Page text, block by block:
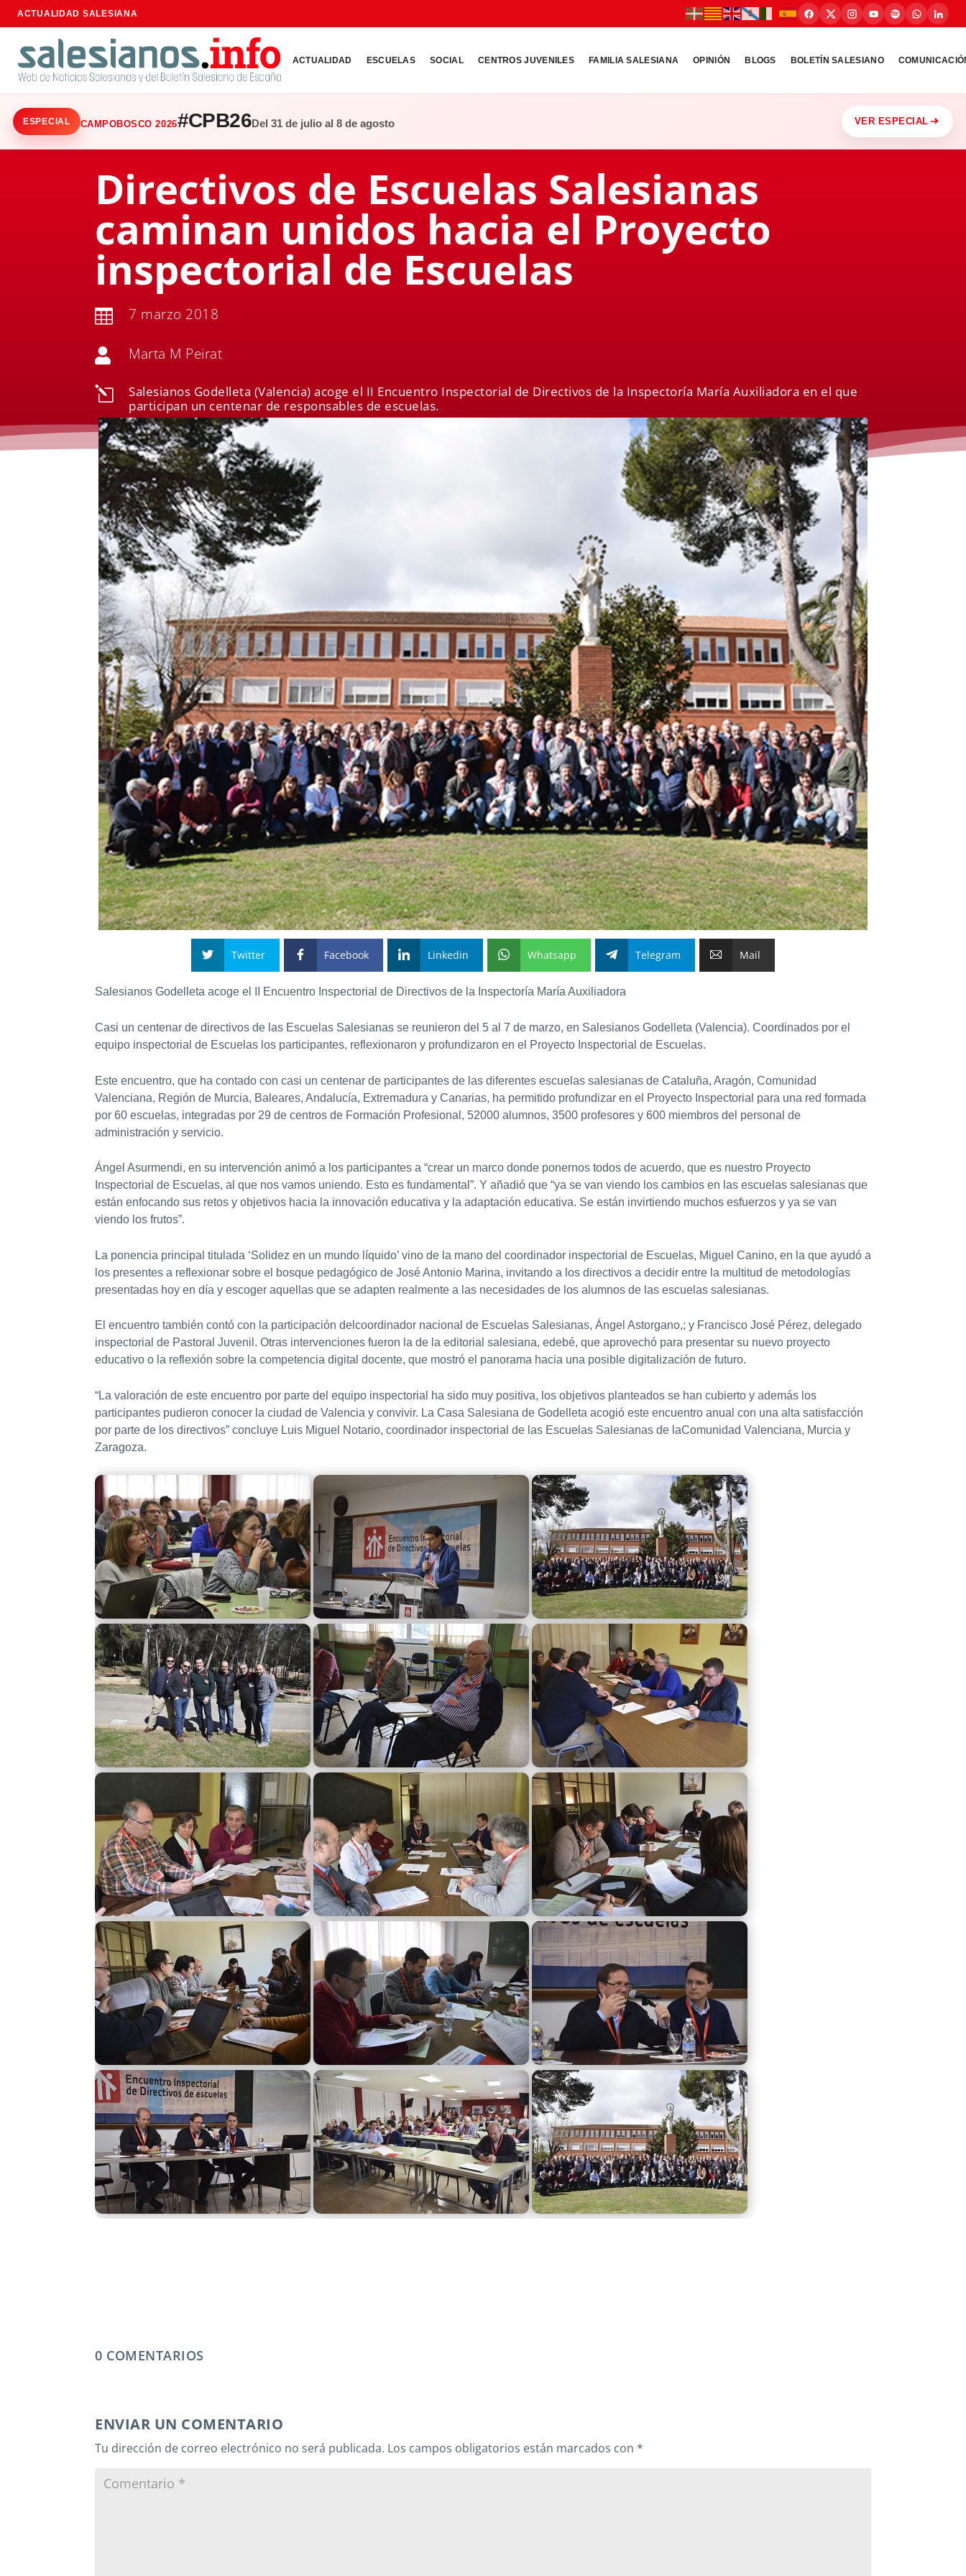
ACTUALIDAD SALESIANA
ACTUALIDAD ESCUELAS SOCIAL CENTROS JUVENILES FAMILIA SALESIANA OPINIÓN BLOGS BOLETÍN SALESIANO
ESPECIAL CAMPOBOSCO 2026#CPB26Del 31 de julio al 8 de agosto VER ESPECIAL
Directivos de Escuelas Salesianas
caminan unidos hacia el Proyecto
inspectorial de Escuelas
 7 marzo 2018
 Marta M Peirat
l
Salesianos Godelleta (Valencia) acoge el II Encuentro Inspectorial de Directivos de la Inspectoría María Auxiliadora en el que
participan un centenar de responsables de escuelas.
Twitter Facebook Linkedin Whatsapp Telegram Mail
Salesianos Godelleta acoge el II Encuentro Inspectorial de Directivos de la Inspectoría María Auxiliadora
Casi un centenar de directivos de las Escuelas Salesianas se reunieron del 5 al 7 de marzo, en Salesianos Godelleta (Valencia). Coordinados por el
equipo inspectorial de Escuelas los participantes, reflexionaron y profundizaron en el Proyecto Inspectorial de Escuelas.
Este encuentro, que ha contado con casi un centenar de participantes de las diferentes escuelas salesianas de Cataluña, Aragón, Comunidad
Valenciana, Región de Murcia, Baleares, Andalucía, Extremadura y Canarias, ha permitido profundizar en el Proyecto Inspectorial para una red formada
por 60 escuelas, integradas por 29 de centros de Formación Profesional, 52000 alumnos, 3500 profesores y 600 miembros del personal de
administración y servicio.
Ángel Asurmendi, en su intervención animó a los participantes a “crear un marco donde ponernos todos de acuerdo, que es nuestro Proyecto
Inspectorial de Escuelas, al que nos vamos uniendo. Esto es fundamental”. Y añadió que “ya se van viendo los cambios en las escuelas salesianas que
están enfocando sus retos y objetivos hacia la innovación educativa y la adaptación educativa. Se están invirtiendo muchos esfuerzos y ya se van
viendo los frutos”.
La ponencia principal titulada ‘Solidez en un mundo líquido’ vino de la mano del coordinador inspectorial de Escuelas, Miguel Canino, en la que ayudó a
los presentes a reflexionar sobre el bosque pedagógico de José Antonio Marina, invitando a los directivos a decidir entre la multitud de metodologías
presentadas hoy en día y escoger aquellas que se adapten realmente a las necesidades de los alumnos de las escuelas salesianas.
El encuentro también contó con la participación delcoordinador nacional de Escuelas Salesianas, Ángel Astorgano,; y Francisco José Pérez, delegado
inspectorial de Pastoral Juvenil. Otras intervenciones fueron la de la editorial salesiana, edebé, que aprovechó para presentar su nuevo proyecto
educativo o la reflexión sobre la competencia digital docente, que mostró el panorama hacia una posible digitalización de futuro.
“La valoración de este encuentro por parte del equipo inspectorial ha sido muy positiva, los objetivos planteados se han cubierto y además los
participantes pudieron conocer la ciudad de Valencia y convivir. La Casa Salesiana de Godelleta acogió este encuentro anual con una alta satisfacción
por parte de los directivos” concluye Luis Miguel Notario, coordinador inspectorial de las Escuelas Salesianas de laComunidad Valenciana, Murcia y
Zaragoza.
0 COMENTARIOS
ENVIAR UN COMENTARIO
Tu dirección de correo electrónico no será publicada. Los campos obligatorios están marcados con *